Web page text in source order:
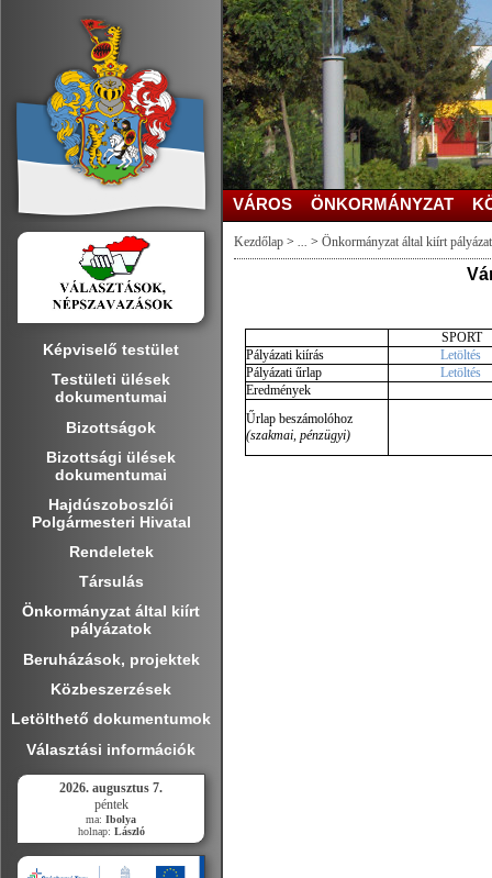
Képviselő testület
Testületi ülések
dokumentumai
Bizottságok
Bizottsági ülések
dokumentumai
Hajdúszoboszlói
Polgármesteri Hivatal
Rendeletek
Társulás
Önkormányzat által kiírt
pályázatok
Beruházások, projektek
Közbeszerzések
Letölthető dokumentumok
Választási információk
2026. augusztus 7.
péntek
ma: Ibolya
holnap: László
VÁROS ÖNKORMÁNYZAT
Kezdőlap > ... > Önkormányzat által kiírt
SPORT
Pályázati kiírás
Letöltés
Pályázati űrlap
Letöltés
Eredmények
Űrlap beszámolóhoz
(szakmai, pénzügyi)